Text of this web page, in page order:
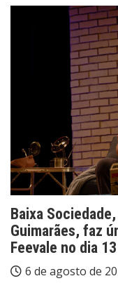
Baixa
Guimarães, faz
Feevale no dia
6 de agosto de